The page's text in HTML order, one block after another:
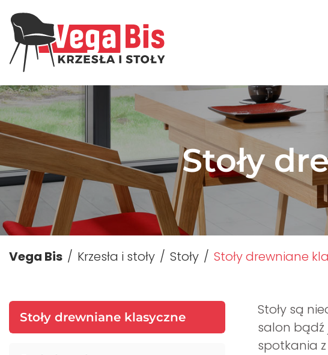
Vega Bis Krzesła i stoły Stoły Stoły drewniane
Stoły są
salon bądź
spotkania
Stoły drewniane klasyczne
Stoły